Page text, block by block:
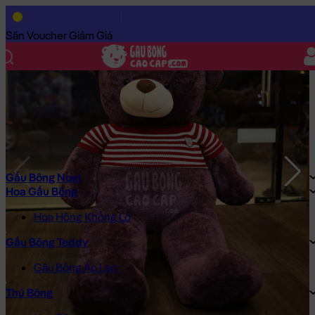
Săn Voucher Giảm Giá
Gấu Bông Noel
Hoa Gấu Bông
Hoa Hồng Khổng Lồ
Gấu Bông Teddy
Gấu Bông Áo Len
Thú Bông
Trang Chủ